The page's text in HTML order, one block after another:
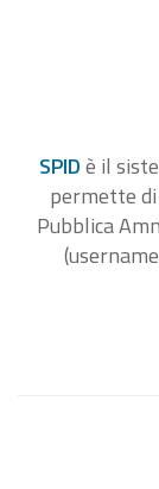
SPIDè il
permette
Pubblica